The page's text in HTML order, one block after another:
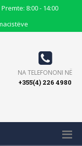
8:00 - 14:00
Phone
Icon
NA TELEFONONI NË
+355(4) 226 4980